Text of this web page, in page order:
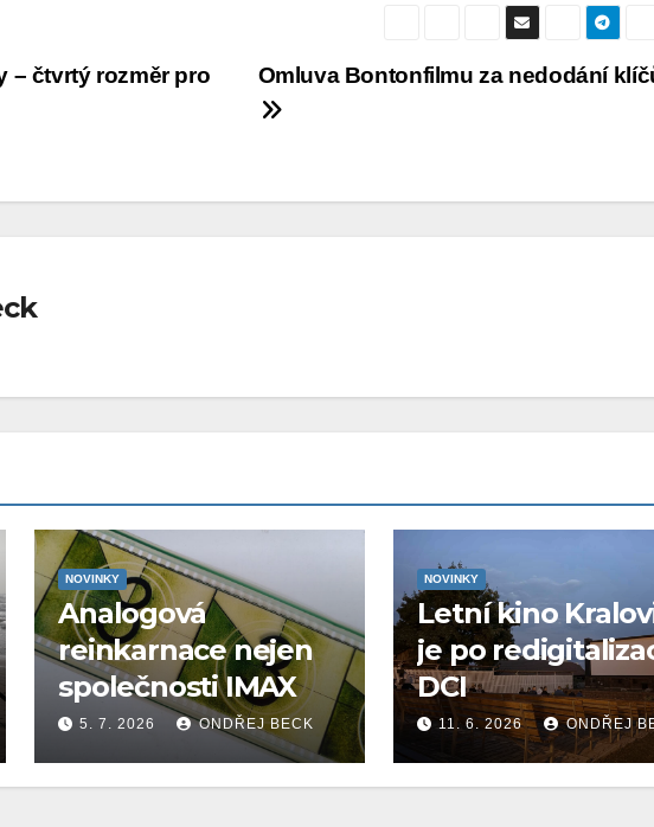
Omluva Bontonfilmu za nedodání
– čtvrtý rozměr pro
NOVINKY
Analogová
reinkarnace nejen
společnosti IMAX
5. 7. 2026 ONDŘEJ BECK
NOVINKY
Letní kino
je po
DCI
11. 6. 2026 ONDŘEJ